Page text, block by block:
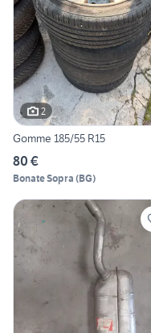
2
Gomme 185/55 R15
80 €
Bonate Sopra (BG)